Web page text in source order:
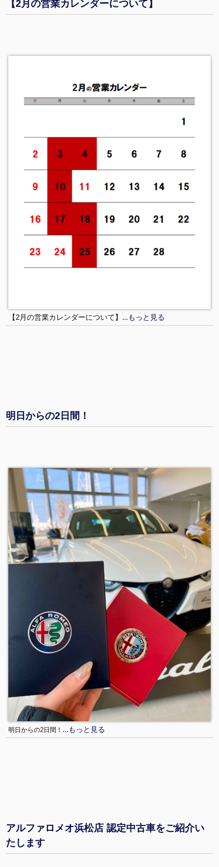
【2月の営業カレンダーについて】
【2月の営業カレンダーについて】 …もっと見る
明日からの2日間！
明日からの2日間！ …もっと見る
アルファロメオ浜松店 認定中古車をご紹介い
たします